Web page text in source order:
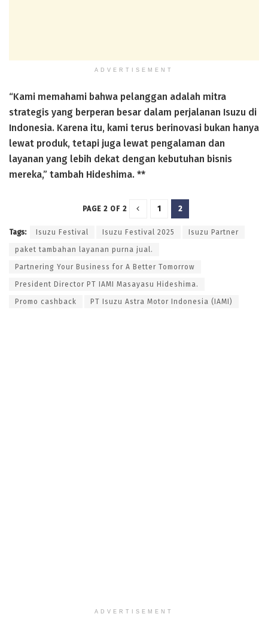
ADVERTISEMENT
“Kami memahami bahwa pelanggan adalah mitra
strategis yang berperan besar dalam perjalanan Isuzu di
Indonesia. Karena itu, kami terus berinovasi bukan hanya
lewat produk, tetapi juga lewat pengalaman dan
layanan yang lebih dekat dengan kebutuhan bisnis
mereka,” tambah Hideshima. **
PAGE 2 OF 2 1 2
Tags: Isuzu Festival Isuzu Festival 2025 Isuzu Partner
paket tambahan layanan purna jual.
Partnering Your Business for A Better Tomorrow
President Director PT IAMI Masayasu Hideshima.
Promo cashback PT Isuzu Astra Motor Indonesia (IAMI)
ADVERTISEMENT